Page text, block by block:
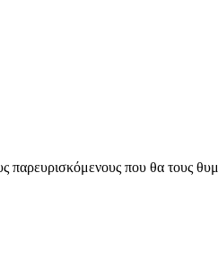
παρευρισκόμενους που θα τους